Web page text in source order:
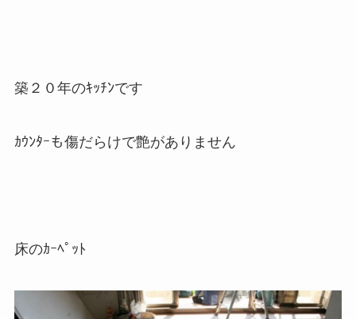
築２０年のｷｯﾁﾝです
ｶｳﾝﾀｰも傷だらけで艶がありません
床のｶｰﾍﾟｯﾄ